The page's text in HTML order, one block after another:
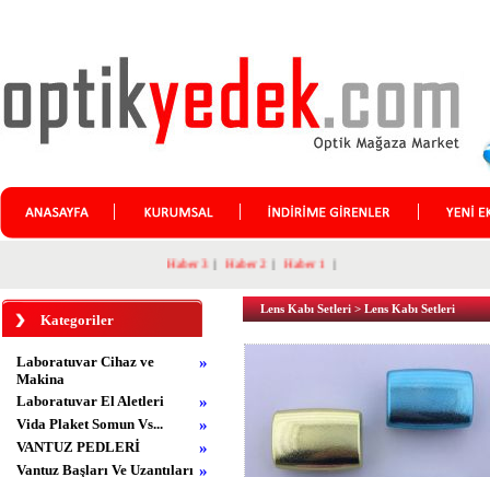
Haber 3| Haber 2|Haber 1|
Kategoriler
Laboratuvar Cihaz ve
Makina
»
Laboratuvar El Aletleri »
Vida Plaket Somun Vs... »
VANTUZ PEDLERİ »
Vantuz Başları Ve Uzantıları »
Lens Kabı Setleri>Lens Kabı Setleri